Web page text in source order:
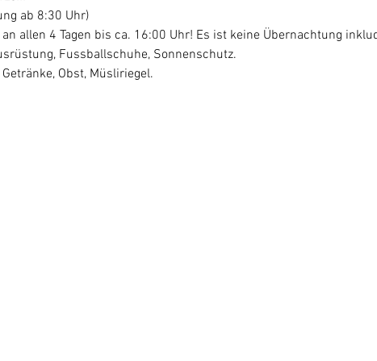
ab 8:30 Uhr)
allen 4 Tagen bis ca. 16:00 Uhr! Es ist keine Übernachtung
Fussballschuhe, Sonnenschutz.
Getränke, Obst, Müsliriegel.